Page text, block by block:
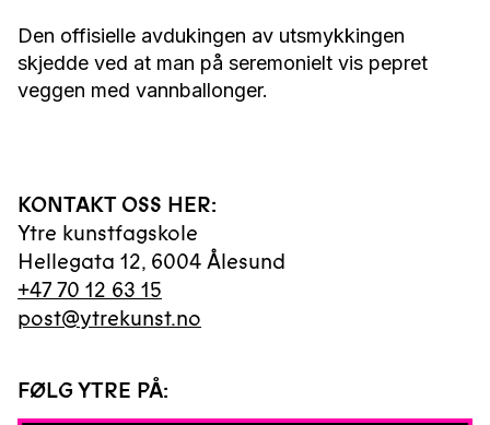
Den offisielle avdukingen av utsmykkingen
skjedde ved at man på seremonielt vis pepret
veggen med vannballonger.
KONTAKT OSS HER:
Ytre kunstfagskole
Hellegata 12, 6004Ålesund
+47 70 12 63 15
post@ytrekunst.no
FØLG YTRE PÅ: